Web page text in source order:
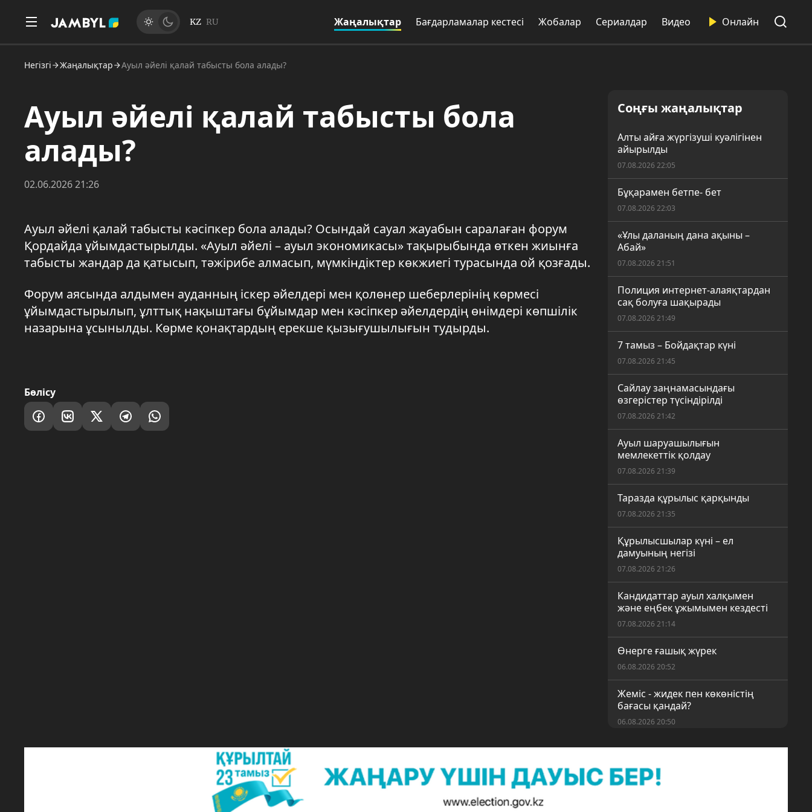
KZ RU Жаңалықтар Бағдарламалар кестесі Жобалар Сериалдар Видео Онлайн
Негізгі Жаңалықтар Ауыл әйелі қалай табысты бола алады?
Ауыл әйелі қалай табысты бола
алады?
02.06.2026 21:26
Ауыл әйелі қалай табысты кәсіпкер бола алады? Осындай сауал жауабын саралаған форум
Қордайда ұйымдастырылды. «Ауыл әйелі – ауыл экономикасы» тақырыбында өткен жиынға
табысты жандар да қатысып, тәжірибе алмасып, мүмкіндіктер көкжиегі турасында ой қозғады.
Форум аясында алдымен ауданның іскер әйелдері мен қолөнер шеберлерінің көрмесі
ұйымдастырылып, ұлттық нақыштағы бұйымдар мен кәсіпкер әйелдердің өнімдері көпшілік
назарына ұсынылды. Көрме қонақтардың ерекше қызығушылығын тудырды.
Бөлісу
Соңғы жаңалықтар
Алты айға жүргізуші куәлігінен
айырылды
07.08.2026 22:05
Бұқарамен бетпе- бет
07.08.2026 22:03
«Ұлы даланың дана ақыны –
Абай»
07.08.2026 21:51
Полиция интернет-алаяқтардан
сақ болуға шақырады
07.08.2026 21:49
7 тамыз – Бойдақтар күні
07.08.2026 21:45
Сайлау заңнамасындағы
өзгерістер түсіндірілді
07.08.2026 21:42
Ауыл шаруашылығын
мемлекеттік қолдау
07.08.2026 21:39
Таразда құрылыс қарқынды
07.08.2026 21:35
Құрылысшылар күні – ел
дамуының негізі
07.08.2026 21:26
Кандидаттар ауыл халқымен
және еңбек ұжымымен кездесті
07.08.2026 21:14
Өнерге ғашық жүрек
06.08.2026 20:52
Жеміс - жидек пен көкөністің
бағасы қандай?
06.08.2026 20:50
«Таза Қазақстан» акциясы
06.08.2026 20:46